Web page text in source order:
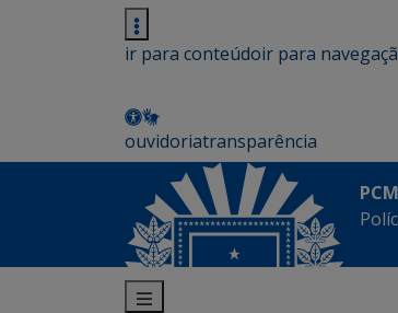
ir para conteúdoir para
ouvidoriatransparência